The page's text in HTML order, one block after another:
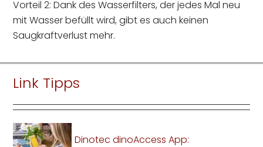
Vorteil 2: Dank des Wasserfilters, der jedes Mal neu
mit Wasser befüllt wird, gibt es auch keinen
Saugkraftverlust mehr.
Link Tipps
Dinotec dinoAccess App: